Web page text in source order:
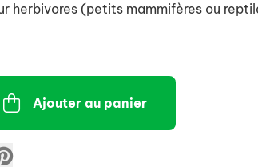
herbivores (petits mammifères ou
Ajouter au panier